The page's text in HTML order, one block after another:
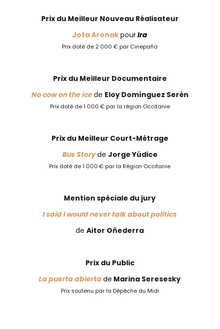
Prix du Meilleur Nouveau Réalisateur
Jota AronakpourIra
Prix doté de 2 000 € par Cinepaña
Prix du Meilleur Documentaire
No cow on the icede Eloy Domínguez Serén
Prix doté de 1 000 € par la région Occitanie
Prix du Meilleur Court-Métrage
Bus Storyde Jorge Yúdice
Prix doté de 1 000 € par la Région Occitanie
Mention spéciale du jury
I said I would never talk about politics
de Aitor Oñederra
Prix du Public
La puerta abiertade Marina Seresesky
Prix soutenu par la Dépêche du Midi